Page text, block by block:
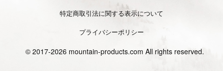
特定商取引法に関する表示について
プライバシーポリシー
© 2017-2026 mountain-products.com All rights reserved.